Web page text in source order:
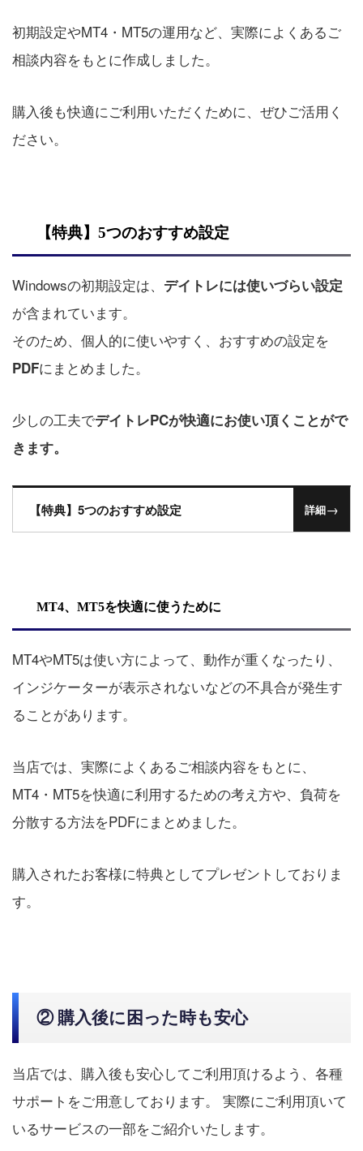
初期設定やMT4・MT5の運用など、実際によくあるご
相談内容をもとに作成しました。
購入後も快適にご利用いただくために、ぜひご活用く
ださい。
【特典】5つのおすすめ設定
Windowsの初期設定は、 デイトレには使いづらい設定
が含まれています。
そのため、個人的に使いやすく、おすすめの設定を
PDFにまとめました。
少しの工夫でデイトレPCが快適にお使い頂くことがで
きます。
【特典】5つのおすすめ設定 詳細→
MT4、MT5を快適に使うために
MT4やMT5は使い方によって、動作が重くなったり、
インジケーターが表示されないなどの不具合が発生す
ることがあります。
当店では、実際によくあるご相談内容をもとに、
MT4・MT5を快適に利用するための考え方や、負荷を
分散する方法をPDFにまとめました。
購入されたお客様に特典としてプレゼントしておりま
す。
② 購入後に困った時も安心
当店では、購入後も安心してご利用頂けるよう、各種
サポートをご用意しております。 実際にご利用頂いて
いるサービスの一部をご紹介いたします。